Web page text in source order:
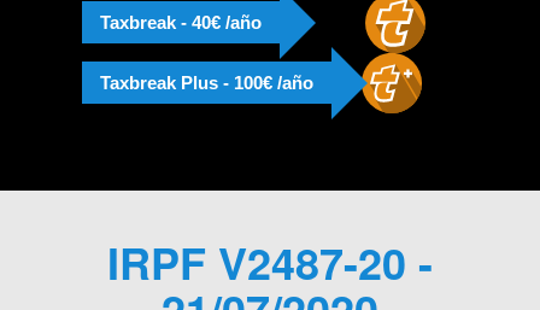
Taxbreak - 40€ /año
Taxbreak Plus - 100€ /año
IRPF V2487-20 -